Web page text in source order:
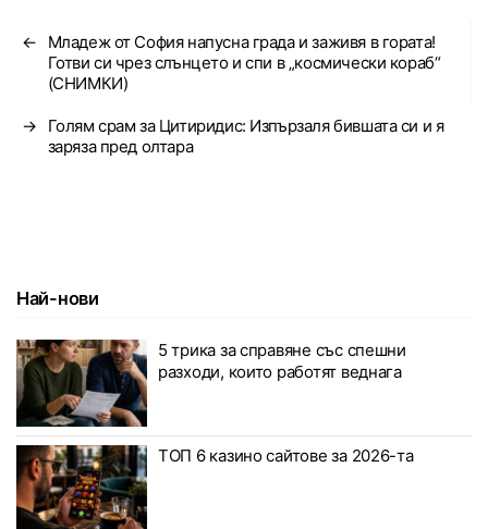
←
Младеж от София напусна града и заживя в гората!
Готви си чрез слънцето и спи в „космически кораб“
(СНИМКИ)
→
Голям срам за Цитиридис: Изпързаля бившата си и я
заряза пред олтара
Най-нови
5 трика за справяне със спешни
разходи, които работят веднага
ТОП 6 казино сайтове за 2026-та